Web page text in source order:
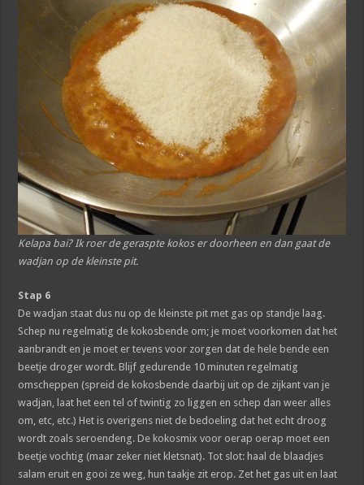
Kelapa bai? Ik roer de geraspte kokos er doorheen en dan gaat de
wadjan op de kleinste pit.
Stap 6
De wadjan staat dus nu op de kleinste pit met gas op standje laag.
Schep nu regelmatig de kokosbende om; je moet voorkomen dat het
aanbrandt en je moet er tevens voor zorgen dat de hele bende een
beetje droger wordt. Blijf gedurende 10 minuten regelmatig
omscheppen (spreid de kokosbende daarbij uit op de zijkant van je
wadjan, laat het een tel of twintig zo liggen en schep dan weer alles
om, etc, etc.) Het is overigens niet de bedoeling dat het echt droog
wordt zoals seroendeng. De kokosmix voor oerap oerap moet een
beetje vochtig (maar zeker niet kletsnat). Tot slot: haal de blaadjes
salam eruit en gooi ze weg, hun taakje zit erop. Zet het gas uit en laat